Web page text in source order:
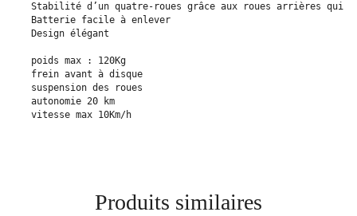
Stabilité d’un quatre-roues grâce aux roues arrières qui
Batterie facile à enlever
Design élégant
poids max : 120Kg
frein avant à disque
suspension des roues
autonomie 20 km
vitesse max 10Km/h
Produits similaires